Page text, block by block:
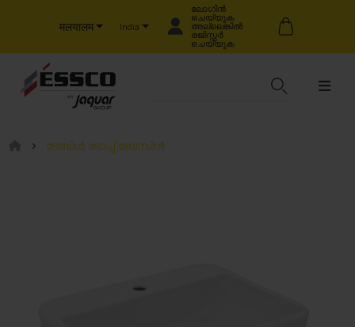
मलयालम India
ലോഗിൻ
ചെയ്യുക
അല്ലെങ്കിൽ
രജിസ്റ്റർ
ചെയ്യുക
ടേബിൾ ടോപ്പ് ബേസിൻ